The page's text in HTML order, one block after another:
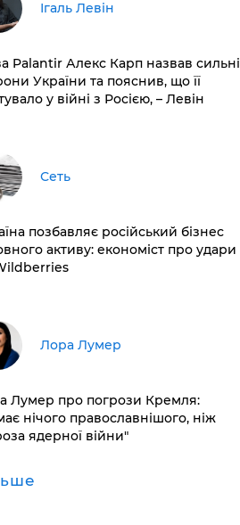
Ігаль Левін
Palantir Алекс Карп назвав сильні
України та пояснив, що її
у війні з Росією, – Левін
Сеть
позбавляє російський бізнес
активу: економіст про удари
​Лора Лумер
Лумер про погрози Кремля:
нічого православнішого, ніж
ядерної війни"